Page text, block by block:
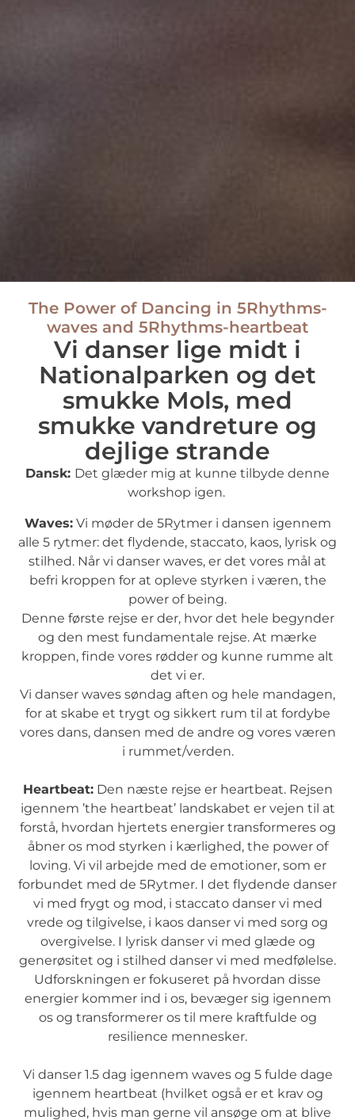
The Power of Dancing in 5Rhythms-
waves and 5Rhythms-heartbeat
Vi danser lige midt i
Nationalparken og det
smukke Mols, med
smukke vandreture og
dejlige strande
Dansk: Det glæder mig at kunne tilbyde denne
workshop igen.
Waves:Vi møder de 5Rytmer i dansen igennem
alle 5 rytmer: det flydende, staccato, kaos, lyrisk og
stilhed. Når vi danser waves, er det vores mål at
befri kroppen for at opleve styrken i væren, the
power of being.
Denne første rejse er der, hvor det hele begynder
og den mest fundamentale rejse. At mærke
kroppen, finde vores rødder og kunne rumme alt
det vi er.
Vi danser waves søndag aften og hele mandagen,
for at skabe et trygt og sikkert rum til at fordybe
vores dans, dansen med de andre og vores væren
i rummet/verden.
Heartbeat:Den næste rejse er heartbeat. Rejsen
igennem ’the heartbeat’ landskabet er vejen til at
forstå, hvordan hjertets energier transformeres og
åbner os mod styrken i kærlighed, the power of
loving. Vi vil arbejde med de emotioner, som er
forbundet med de 5Rytmer. I det flydende danser
vi med frygt og mod, i staccato danser vi med
vrede og tilgivelse, i kaos danser vi med sorg og
overgivelse. I lyrisk danser vi med glæde og
generøsitet og i stilhed danser vi med medfølelse.
Udforskningen er fokuseret på hvordan disse
energier kommer ind i os, bevæger sig igennem
os og transformerer os til mere kraftfulde og
resilience mennesker.
Vi danser 1.5 dag igennem waves og 5 fulde dage
igennem heartbeat (hvilket også er et krav og
mulighed, hvis man gerne vil ansøge om at blive